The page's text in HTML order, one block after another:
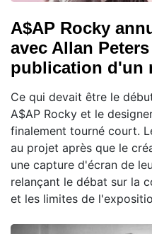
A$AP Rocky
avec Allan
publication d'un
Ce qui devait être le
A$AP Rocky et le
finalement tourné court.
au projet après que le
une capture d'écran de
relançant le débat sur la
et les limites de